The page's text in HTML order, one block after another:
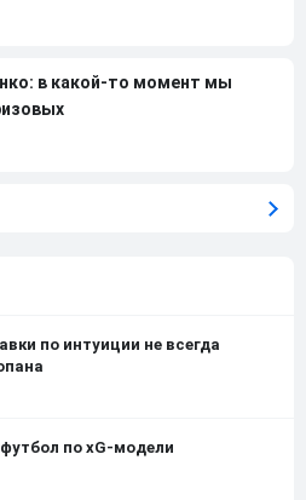
в какой-то момент мы
по интуиции не всегда
по xG-модели